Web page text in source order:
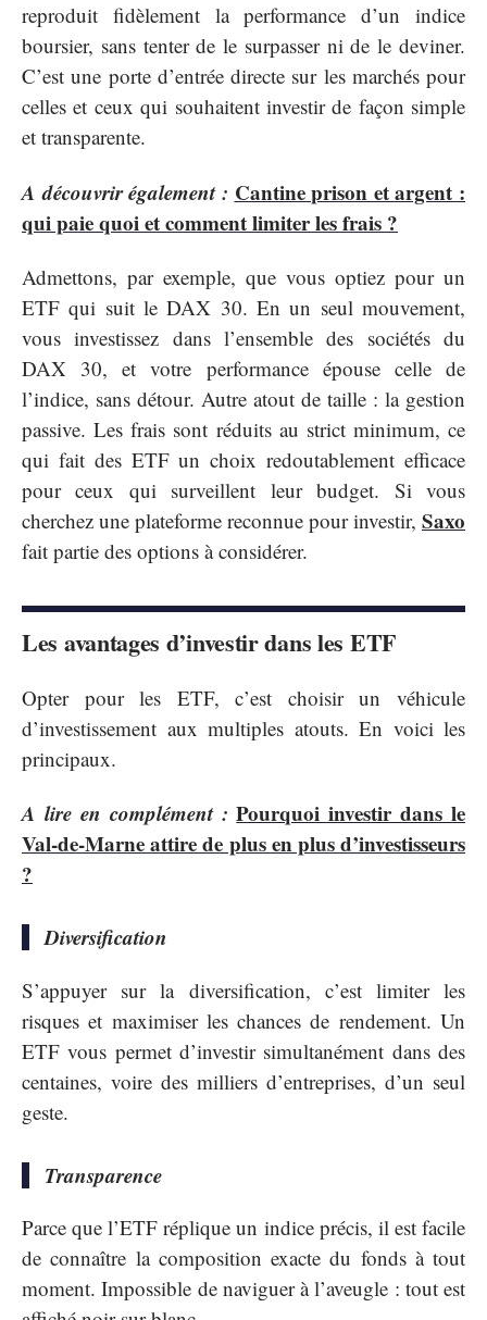
reproduit fidèlement la performance d’un indice
boursier, sans tenter de le surpasser ni de le deviner.
C’est une porte d’entrée directe sur les marchés pour
celles et ceux qui souhaitent investir de façon simple
et transparente.
A découvrir également : Cantine prison et argent :
qui paie quoi et comment limiter les frais ?
Admettons, par exemple, que vous optiez pour un
ETF qui suit le DAX 30. En un seul mouvement,
vous investissez dans l’ensemble des sociétés du
DAX 30, et votre performance épouse celle de
l’indice, sans détour. Autre atout de taille : la gestion
passive. Les frais sont réduits au strict minimum, ce
qui fait des ETF un choix redoutablement efficace
pour ceux qui surveillent leur budget. Si vous
cherchez une plateforme reconnue pour investir, Saxo
fait partie des options à considérer.
Les avantages d’investir dans les ETF
Opter pour les ETF, c’est choisir un véhicule
d’investissement aux multiples atouts. En voici les
principaux.
A lire en complément : Pourquoi investir dans le
Val-de-Marne attire de plus en plus d’investisseurs
?
Diversification
S’appuyer sur la diversification, c’est limiter les
risques et maximiser les chances de rendement. Un
ETF vous permet d’investir simultanément dans des
centaines, voire des milliers d’entreprises, d’un seul
geste.
Transparence
Parce que l’ETF réplique un indice précis, il est facile
de connaître la composition exacte du fonds à tout
moment. Impossible de naviguer à l’aveugle : tout est